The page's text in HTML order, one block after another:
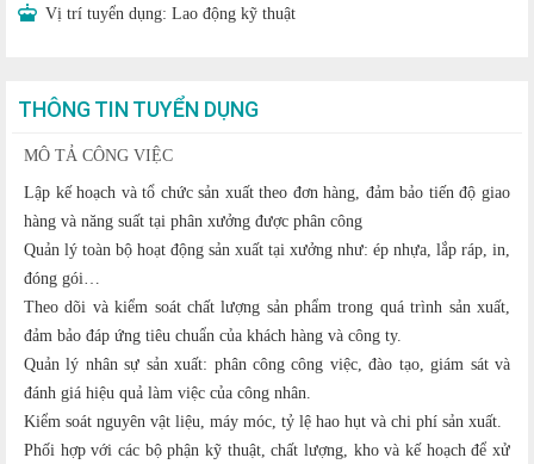
Vị trí tuyển dụng: Lao động kỹ thuật
THÔNG TIN TUYỂN DỤNG
MÔ TẢ CÔNG VIỆC
Lập kế hoạch và tổ chức sản xuất theo đơn hàng, đảm bảo tiến độ giao
hàng và năng suất tại phân xưởng được phân công
Quản lý toàn bộ hoạt động sản xuất tại xưởng như: ép nhựa, lắp ráp, in,
đóng gói…
Theo dõi và kiểm soát chất lượng sản phẩm trong quá trình sản xuất,
đảm bảo đáp ứng tiêu chuẩn của khách hàng và công ty.
Quản lý nhân sự sản xuất: phân công công việc, đào tạo, giám sát và
đánh giá hiệu quả làm việc của công nhân.
Kiểm soát nguyên vật liệu, máy móc, tỷ lệ hao hụt và chi phí sản xuất.
Phối hợp với các bộ phận kỹ thuật, chất lượng, kho và kế hoạch để xử